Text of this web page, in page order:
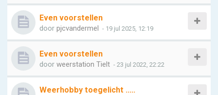
Even voorstellen
door pjcvandermel - 19 jul 2025, 12:19
Even voorstellen
door weerstation Tielt - 23 jul 2022, 22:22
Weerhobby toegelicht .....